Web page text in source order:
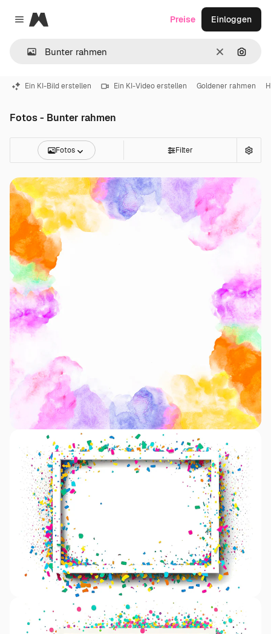
Close menu
Magnific
LöschenNach
Preise Einloggen
Ein KI-Bild erstellen Ein KI-Video erstellen Goldener rahmen
Fotos - Bunter rahmen
Fotos Filter